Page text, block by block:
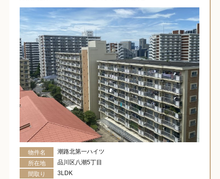
物件名
潮路北第一ハイツ
所在地
品川区八潮5丁目
間取り
3LDK